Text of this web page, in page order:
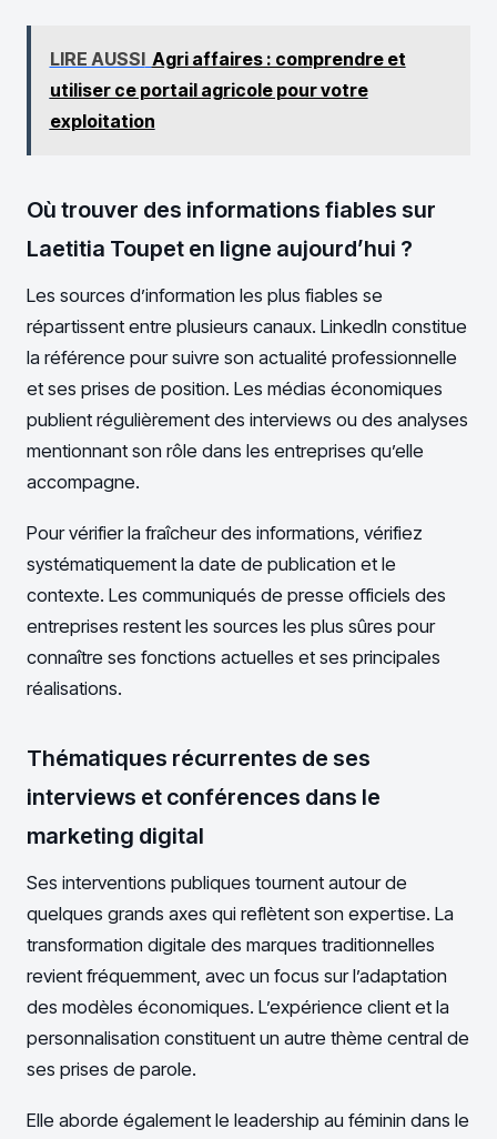
LIRE AUSSI Agri affaires : comprendre et
utiliser ce portail agricole pour votre
exploitation
Où trouver des informations fiables sur
Laetitia Toupet en ligne aujourd’hui ?
Les sources d’information les plus fiables se
répartissent entre plusieurs canaux. LinkedIn constitue
la référence pour suivre son actualité professionnelle
et ses prises de position. Les médias économiques
publient régulièrement des interviews ou des analyses
mentionnant son rôle dans les entreprises qu’elle
accompagne.
Pour vérifier la fraîcheur des informations, vérifiez
systématiquement la date de publication et le
contexte. Les communiqués de presse officiels des
entreprises restent les sources les plus sûres pour
connaître ses fonctions actuelles et ses principales
réalisations.
Thématiques récurrentes de ses
interviews et conférences dans le
marketing digital
Ses interventions publiques tournent autour de
quelques grands axes qui reflètent son expertise. La
transformation digitale des marques traditionnelles
revient fréquemment, avec un focus sur l’adaptation
des modèles économiques. L’expérience client et la
personnalisation constituent un autre thème central de
ses prises de parole.
Elle aborde également le leadership au féminin dans le